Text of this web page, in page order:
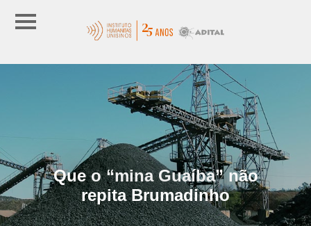
Que o “mina Guaíba” não
repita Brumadinho